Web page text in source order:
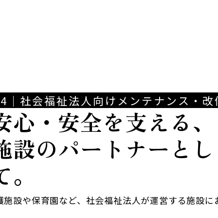
｜社会福祉法人向けメンテナンス・改
心・安全を支える、
設のパートナーとし
施設や保育園など、社会福祉法人が運営する施設に